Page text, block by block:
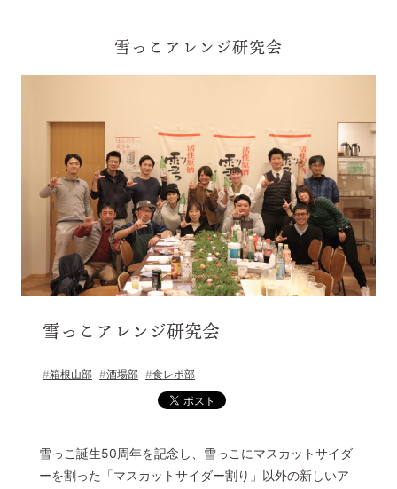
雪っこアレンジ研究会
雪っこアレンジ研究会
箱根山部 酒場部 食レポ部
雪っこ誕生50周年を記念し、雪っこにマスカットサイダ
ーを割った「マスカットサイダー割り」以外の新しいア
YouTubeチャンネル
お問い合わせ
© 2022 一般社団法人 陸前高田市観光物産協会 All Rights Reserved.
Designed by
KESENNUMA DESIGN